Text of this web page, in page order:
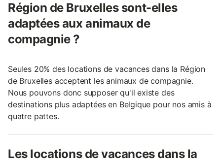
Région de Bruxelles sont-elles
adaptées aux animaux de
compagnie ?
Seules 20% des locations de vacances dans la Région
de Bruxelles acceptent les animaux de compagnie.
Nous pouvons donc supposer qu'il existe des
destinations plus adaptées en Belgique pour nos amis à
quatre pattes.
Les locations de vacances dans la